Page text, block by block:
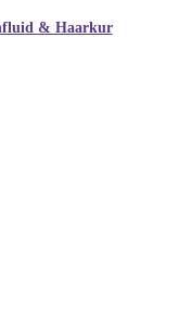
& Haarkur